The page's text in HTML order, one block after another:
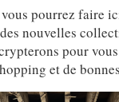
pourrez faire
nouvelles
pour
et de